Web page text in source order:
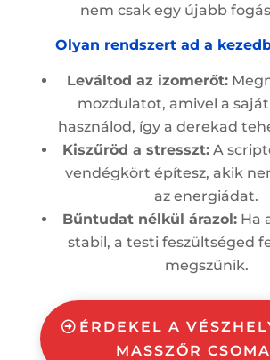
nem csak egy újabb
Olyan rendszert ad a
Leváltod az izomerőt:
mozdulatot, amivel a
használod, így a derekad
Kiszűröd a stresszt: A
vendégkört építesz, akik
az energiádat.
Bűntudat nélkül árazol: Ha
stabil, a testi feszültséged
megszűnik.
ÉRDEKEL A
MASSZŐR